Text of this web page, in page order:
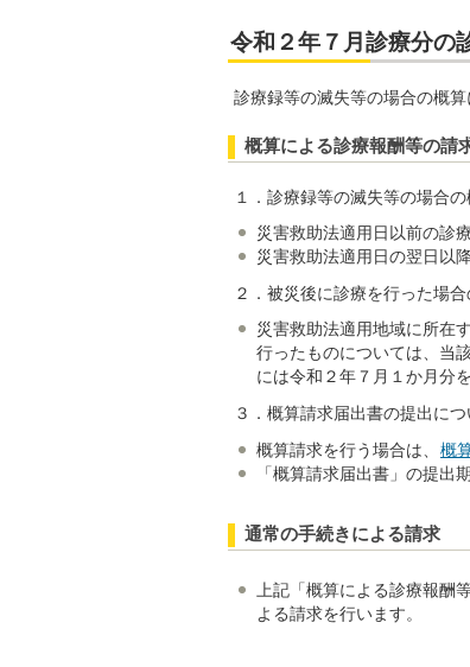
令和２年７月診療分の
診療録等の滅失等の場合の概
概算による診療報酬等の請
１．診療録等の滅失等の場合
災害救助法適用日以前の診
災害救助法適用日の翌日以
２．被災後に診療を行った場
災害救助法適用地域に所在
行ったものについては、当
には令和２年７月１か月分
３．概算請求届出書の提出につ
概算請求を行う場合は、 概
「概算請求届出書」の提出
通常の手続きによる請求
上記「概算による診療報酬
よる請求を行います。